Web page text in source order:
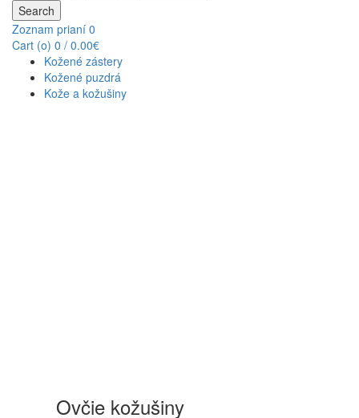
Search
Zoznam prianí 0
Cart (o) 0 / 0.00€
Kožené zástery
Kožené puzdrá
Kože a kožušiny
Ovčie kožušiny